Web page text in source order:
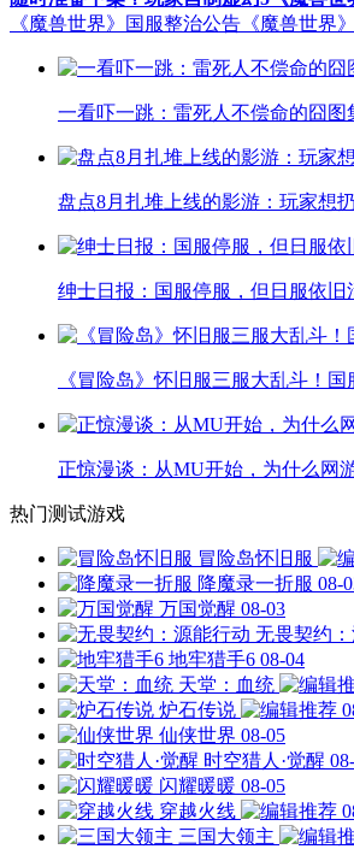
《魔兽世界》国服整治公告 《魔兽世界
一看吓一跳：雷死人不偿命的囧图
盘点8月扎堆上线的影游：玩家想
绅士日报：国服停服，但日服依旧
《冒险岛》怀旧服三服大乱斗！
正惊漫谈：从MU开始，为什么网
热门测试游戏
冒险岛怀旧服
降魔录一折服 08-
万国觉醒 08-03
无畏契约
地牢猎手6 08-04
天堂：血统
炉石传说
仙侠世界 08-05
时空猎人·觉醒
闪耀暖暖 08-05
穿越火线
三国大领主